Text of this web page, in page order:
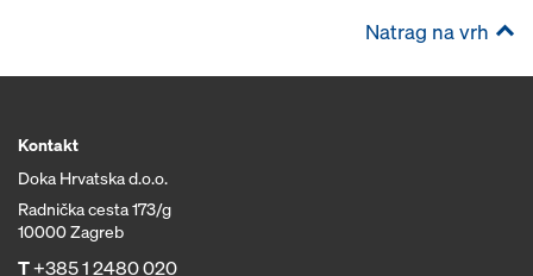
Natrag na vrh
Kontakt
Doka Hrvatska d.o.o.
Radnička cesta 173/g
10000 Zagreb
T+385 1 2480 020